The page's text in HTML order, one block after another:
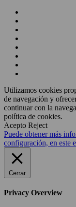
Utilizamos cookies
de navegación y
continuar con la
política de cookies.
Acepto Reject
Puede obtener más
configuración, en este
Cerrar
Privacy Overview